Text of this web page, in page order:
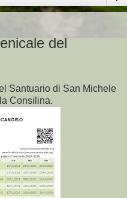
del
Santuario di San Michele
Consilina.